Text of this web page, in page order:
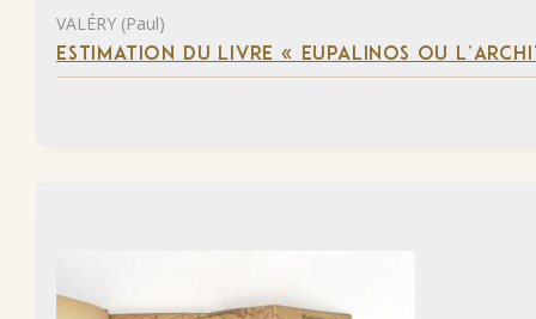
VALÉRY (Paul)
ESTIMATION DU LIVRE « EUPALINOS OU